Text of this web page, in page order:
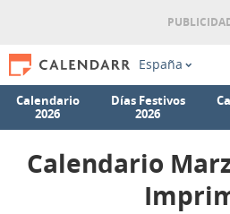
España
Calendario
2026
Días Festivos
2026
Calendario